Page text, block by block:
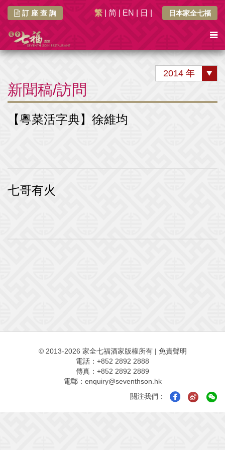
日本家全七福
繁 简 EN 日
訂 座 查 詢
2014 年
新聞稿/訪問
【粵菜活字典】徐維均
七哥有火
© 2013-2026 家全七福酒家版權所有| 免責聲明
電話：+852 2892 2888
傳真：+852 2892 2889
電郵： enquiry@seventhson.hk
關注我們：